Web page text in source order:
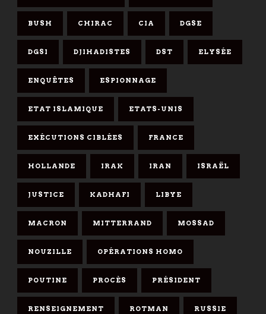
BUSH CHIRAC CIA DGSE
DGSI DJIHADISTES DST ELYSÉE
ENQUÊTES ESPIONNAGE
ETAT ISLAMIQUE ETATS-UNIS
EXÉCUTIONS CIBLÉES FRANCE
HOLLANDE IRAK IRAN ISRAËL
JUSTICE KADHAFI LIBYE
MACRON MITTERRAND MOSSAD
NOUZILLE OPÉRATIONS HOMO
POUTINE PROCÈS PRÉSIDENT
RENSEIGNEMENT ROTMAN RUSSIE